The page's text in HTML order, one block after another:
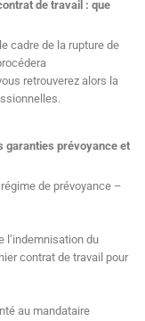
de travail : que
cadre de la rupture de
retrouverez alors la
garanties prévoyance et
de prévoyance –
l’indemnisation du
contrat de travail pour
au mandataire